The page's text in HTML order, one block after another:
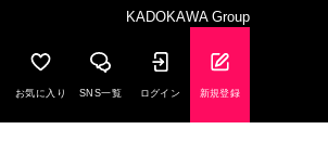
KADOKAWA Group
お気に入り SNS一覧 ログイン 新規登録